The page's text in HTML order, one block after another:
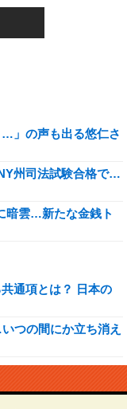
…」の声も出る悠仁さ
州司法試験合格で…
暗雲…新たな金銭ト
通項とは？ 日本の
つの間にか立ち消え